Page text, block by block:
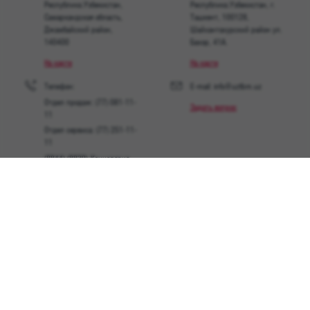
Республика Узбекистан,
Самаркандская область,
Джамбайский район,
140400
На карте
Республика Узбекистан, г.
Ташкент, 100128,
Шайхантахурский район ул.
Бахор, 41A.
На карте
Телефон:
Отдел продаж: (77) 081-11-
Отдел сервиса: (77) 251-11-
(8844) (8839)-Канцелярия
E-mail: info@uztbm.uz
Задать вопрос